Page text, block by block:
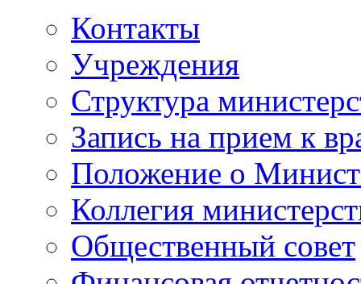
Контакты
Учреждения
Структура
Запись на прием к
Положение о
Коллегия
Общественный совет